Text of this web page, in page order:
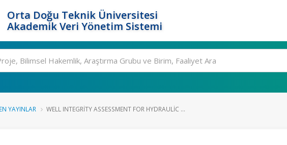
Orta Doğu Teknik Üniversitesi
Akademik Veri Yönetim Sistemi
YAYINLAR WELL INTEGRITY ASSESSMENT FOR HYDRAULIC ...